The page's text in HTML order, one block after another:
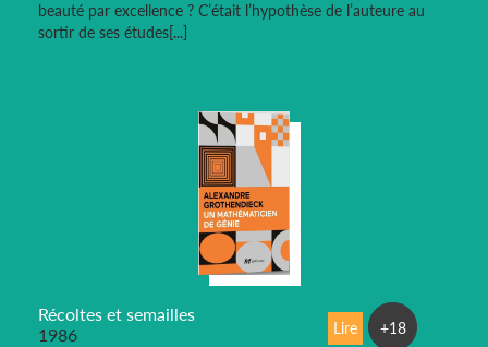
beauté par excellence ? C’était l’hypothèse de l’auteure au
sortir de ses études[...]
Récoltes et semailles
1986
Lire +18